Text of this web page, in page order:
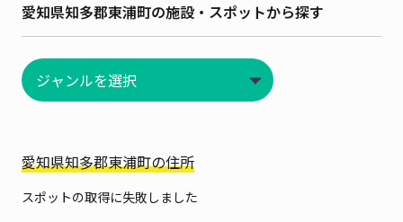
愛知県知多郡東浦町の施設・スポットから探す
愛知県知多郡東浦町の住所
スポットの取得に失敗しました